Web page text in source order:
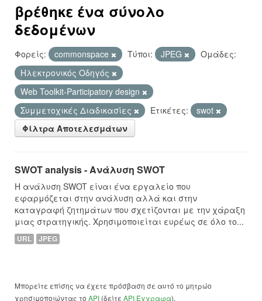
βρέθηκε ένα σύνολο
δεδομένων
Φορείς: commonspace Τύποι: JPEG
Ομάδες:
Hλεκτρονικός Οδηγός
Web Toolkit-Participatory design
Συμμετοχικές Διαδικασίες
Ετικέτες:
swot
Φίλτρα Αποτελεσμάτων
SWOT analysis - Ανάλυση SWOT
Η ανάλυση SWOT είναι ένα εργαλείο που
εφαρμόζεται στην ανάλυση αλλά και στην
καταγραφή ζητημάτων που σχετίζονται με την χάραξη
μιας στρατηγικής. Χρησιμοποιείται ευρέως σε όλο το...
URL JPEG
Μπορείτε επίσης να έχετε πρόσβαση σε αυτό το μητρώο
χρησιμοποιώντας το API (δείτε API Έγγραφα).